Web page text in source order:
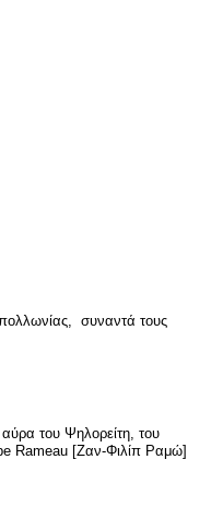
συναντά τους
του Ψηλορείτη, του
Rameau [Ζαν-Φιλίπ Ραμώ]